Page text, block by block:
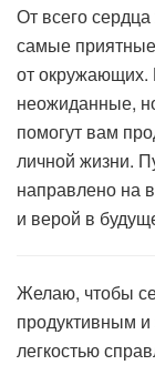
От всего
самые
от окружающих.
неожиданные,
помогут вам
личной жизни.
направлено на
и верой в
Желаю, чтобы
продуктивным
легкостью